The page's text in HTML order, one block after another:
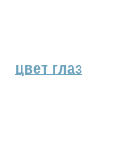
цвет глаз